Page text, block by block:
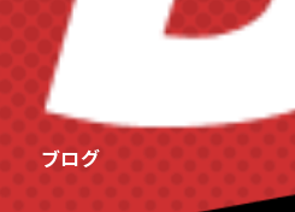
ブログ